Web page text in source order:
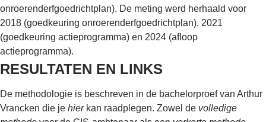
onroerenderfgoedrichtplan). De meting werd herhaald voor
2018 (goedkeuring onroerenderfgoedrichtplan), 2021
(goedkeuring actieprogramma) en 2024 (afloop
actieprogramma).
RESULTATEN EN LINKS
De methodologie is beschreven in de bachelorproef van Arthur
Vrancken die je hierkan raadplegen. Zowel de volledige